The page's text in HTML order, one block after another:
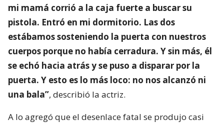
mi mamá corrió a la caja fuerte a buscar su
pistola. Entró en mi dormitorio. Las dos
estábamos sosteniendo la puerta con nuestros
cuerpos porque no había cerradura. Y sin más, él
se echó hacia atrás y se puso a disparar por la
puerta. Y esto es lo más loco: no nos alcanzó ni
una bala”, describió la actriz.
A lo agregó que el desenlace fatal se produjo casi